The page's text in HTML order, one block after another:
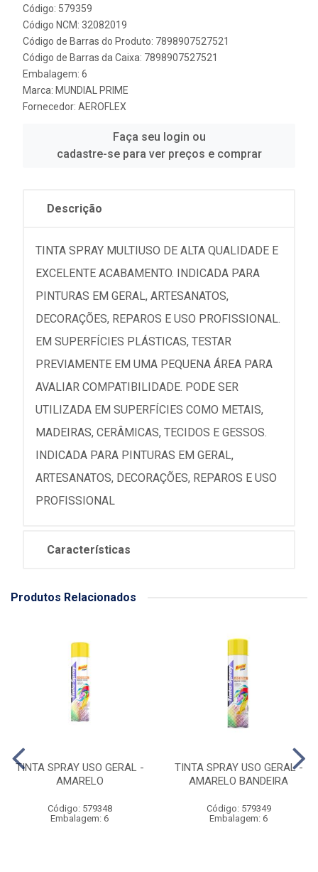
Código: 579359
Código NCM: 32082019
Código de Barras do Produto: 7898907527521
Código de Barras da Caixa: 7898907527521
Embalagem: 6
Marca: MUNDIAL PRIME
Fornecedor: AEROFLEX
Faça seu login ou
cadastre-se para ver preços e comprar
Descrição
TINTA SPRAY MULTIUSO DE ALTA QUALIDADE E
EXCELENTE ACABAMENTO. INDICADA PARA
PINTURAS EM GERAL, ARTESANATOS,
DECORAÇÕES, REPAROS E USO PROFISSIONAL.
EM SUPERFÍCIES PLÁSTICAS, TESTAR
PREVIAMENTE EM UMA PEQUENA ÁREA PARA
AVALIAR COMPATIBILIDADE. PODE SER
UTILIZADA EM SUPERFÍCIES COMO METAIS,
MADEIRAS, CERÂMICAS, TECIDOS E GESSOS.
INDICADA PARA PINTURAS EM GERAL,
ARTESANATOS, DECORAÇÕES, REPAROS E USO
PROFISSIONAL
Características
Produtos Relacionados
TINTA SPRAY USO GERAL -
AMARELO
Código: 579348
Embalagem: 6
TINTA SPRAY USO GERAL -
AMARELO BANDEIRA
Código: 579349
Embalagem: 6